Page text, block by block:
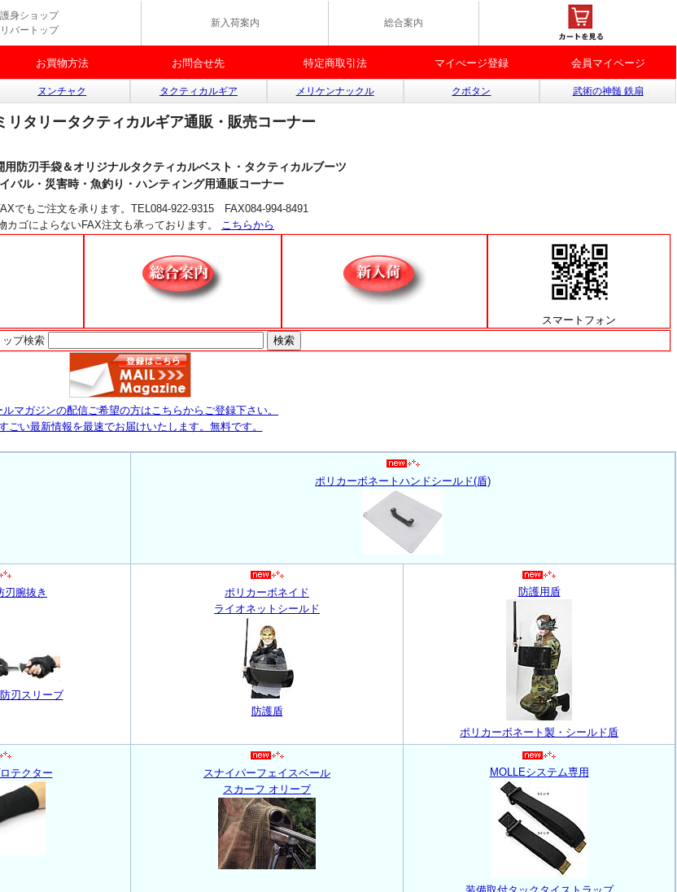
護身ショップ
リバートップ
新入荷案内 総合案内
お買物方法 お問合せ先 特定商取引法 マイぺージ登録 会員マイページ
ヌンチャク タクティカルギア メリケンナックル クボタン 武術の神髄 鉄扇
リタリータクティカルギア通販・販売コーナー
用防刃手袋＆オリジナルタクティカルベスト・タクティカルブーツ
バル・災害時・魚釣り・ハンティング用通販コーナー
でもご注文を承ります。TEL084-922-9315 FAX084-994-8491
カゴによらないFAX注文も承っております。 こちらから
スマートフォン
ップ検索
ルマガジンの配信ご希望の方はこちらからご登録下さい。
ごい最新情報を最速でお届けいたします。無料です。
ポリカーボネートハンドシールド(盾)
刃腕抜き
刃スリーブ
ポリカーボネイド
ライオネットシールド
防護盾
防護用盾
ポリカーボネート製・シールド盾
テクター
スナイパーフェイスベール
スカーフ オリーブ
MOLLEシステム専用